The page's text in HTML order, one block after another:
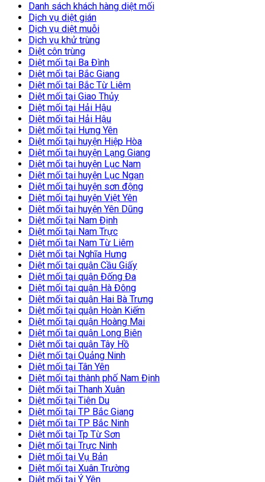
Danh sách khách hàng diệt mối
Dịch vụ diệt gián
Dịch vụ diệt muỗi
Dịch vụ khử trùng
Diệt côn trùng
Diệt mối tại Ba Đình
Diệt mối tại Bắc Giang
Diệt mối tại Bắc Từ Liêm
Diệt mối tại Giao Thủy
Diệt mối tại Hải Hậu
Diệt mối tại Hải Hậu
Diệt mối tại Hưng Yên
Diệt mối tại huyện Hiệp Hòa
Diệt mối tại huyện Lạng Giang
Diệt mối tại huyện Lục Nam
Diệt mối tại huyện Lục Ngạn
Diệt mối tại huyện sơn động
Diệt mối tại huyện Việt Yên
Diệt mối tại huyện Yên Dũng
Diệt mối tại Nam Định
Diệt mối tại Nam Trực
Diệt mối tại Nam Từ Liêm
Diệt mối tại Nghĩa Hưng
Diệt mối tại quận Cầu Giấy
Diệt mối tại quận Đống Đa
Diệt mối tại quận Hà Đông
Diệt mối tại quận Hai Bà Trưng
Diệt mối tại quận Hoàn Kiếm
Diệt mối tại quận Hoàng Mai
Diệt mối tại quận Long Biên
Diệt mối tại quận Tây Hồ
Diệt mối tại Quảng Ninh
Diệt mối tại Tân Yên
Diệt mối tại thành phố Nam Định
Diệt mối tại Thanh Xuân
Diệt mối tại Tiên Du
Diệt mối tại TP Bắc Giang
Diệt mối tại TP Bắc Ninh
Diệt mối tại Tp Từ Sơn
Diệt mối tại Trực Ninh
Diệt mối tại Vụ Bản
Diệt mối tại Xuân Trường
Diệt mối tại Ý Yên